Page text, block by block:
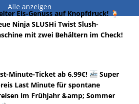
Alle anzeigen
Eis-Genuss auf Knopfdruck! 🍹
Ninja SLUSHi Twist Slush-
mit zwei Behältern im Check!
Minute-Ticket ab 6,99€! 🚈 Super
Last Minute für spontane
im Frühjahr &amp; Sommer